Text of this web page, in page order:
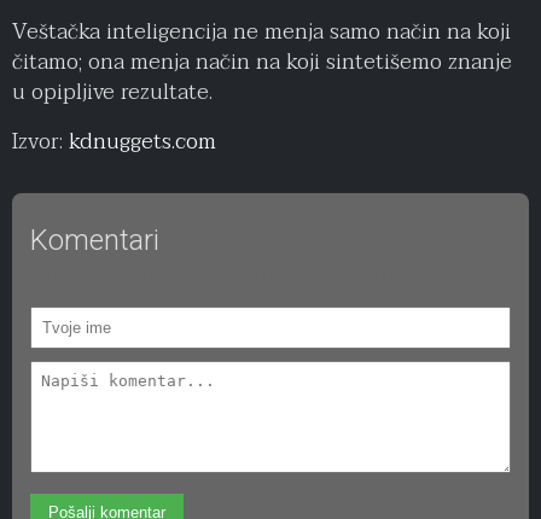
Veštačka inteligencija ne menja samo način na koji
čitamo; ona menja način na koji sintetišemo znanje
u opipljive rezultate.
Izvor:kdnuggets.com
Komentari
Pošalji komentar